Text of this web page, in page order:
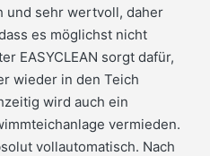
und sehr wertvoll, daher
es möglichst nicht
EASYCLEAN sorgt dafür,
wieder in den Teich
wird auch ein
vermieden.
vollautomatisch. Nach